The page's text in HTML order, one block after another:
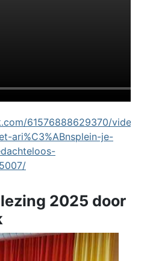
61576888629370/videos/
ari%C3%ABnsplein-je-
2025 door